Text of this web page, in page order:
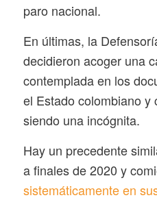
paro nacional.
En últimas, la
decidieron acoger una
contemplada en los
el Estado colombiano y
siendo una incógnita.
Hay un precedente
a finales de 2020 y
sistemáticamente en